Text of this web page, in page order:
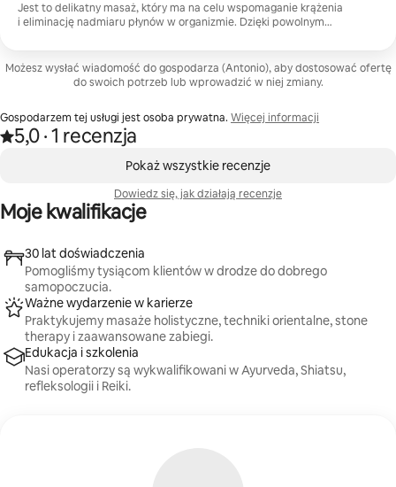
Jest to delikatny masaż, który ma na celu wspomaganie krążenia
i eliminację nadmiaru płynów w organizmie. Dzięki powolnym
i poprawić samopoczucie nóg. Jest idealny dla tych, którzy chcą
delikatnego i relaksującego masażu.
Możesz wysłać wiadomość do gospodarza (Antonio), aby dostosować ofertę
do swoich potrzeb lub wprowadzić w niej zmiany.
Gospodarzem tej usługi jest osoba prywatna. Więcej informacji
Ocena 5,0 na 5 gwiazdek na podstawie 1 recenzji
5,0
, ·1 recenzja
Pokaż wszystkie recenzje
Dowiedz się, jak działają recenzje
Moje kwalifikacje
30 lat doświadczenia
Pomogliśmy tysiącom klientów w drodze do dobrego
samopoczucia.
Ważne wydarzenie w karierze
Praktykujemy masaże holistyczne, techniki orientalne, stone
therapy i zaawansowane zabiegi.
Edukacja i szkolenia
Nasi operatorzy są wykwalifikowani w Ayurveda, Shiatsu,
refleksologii i Reiki.